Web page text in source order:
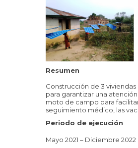
Resumen
Construcción de 3
para garantizar una
moto de campo para
seguimiento médico, las
Periodo de ejecución
Mayo 2021 – Diciembre 2022